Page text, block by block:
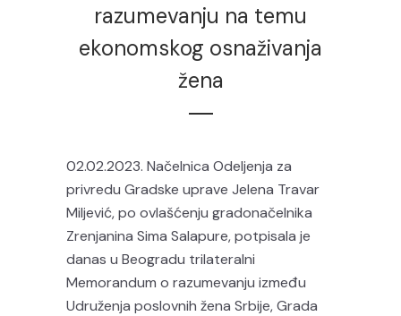
razumevanju na temu
ekonomskog osnaživanja
žena
02.02.2023. Načelnica Odeljenja za
privredu Gradske uprave Jelena Travar
Miljević, po ovlašćenju gradonačelnika
Zrenjanina Sima Salapure, potpisala je
danas u Beogradu trilateralni
Memorandum o razumevanju između
Udruženja poslovnih žena Srbije, Grada